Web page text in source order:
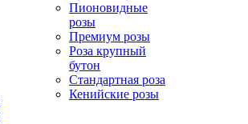
Пионовидные
розы
Премиум розы
Роза крупный
бутон
Стандартная роза
Кенийские розы